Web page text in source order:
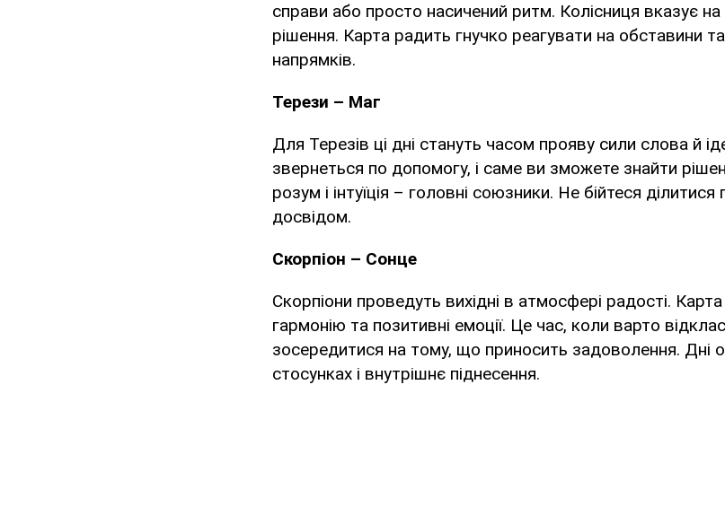
справи або просто насичений ритм. Колісниця вказує на
рішення. Карта радить гнучко реагувати на обставини
напрямків.
Терези – Маг
Для Терезів ці дні стануть часом прояву сили слова й
звернеться по допомогу, і саме ви зможете знайти
розум і інтуїція – головні союзники. Не бійтеся
досвідом.
Скорпіон – Сонце
Скорпіони проведуть вихідні в атмосфері радості.
гармонію та позитивні емоції. Це час, коли варто
зосередитися на тому, що приносить задоволення. Дні
стосунках і внутрішнє піднесення.